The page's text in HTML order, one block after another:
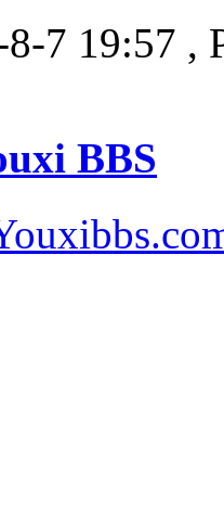
7 19:57 ,
BBS